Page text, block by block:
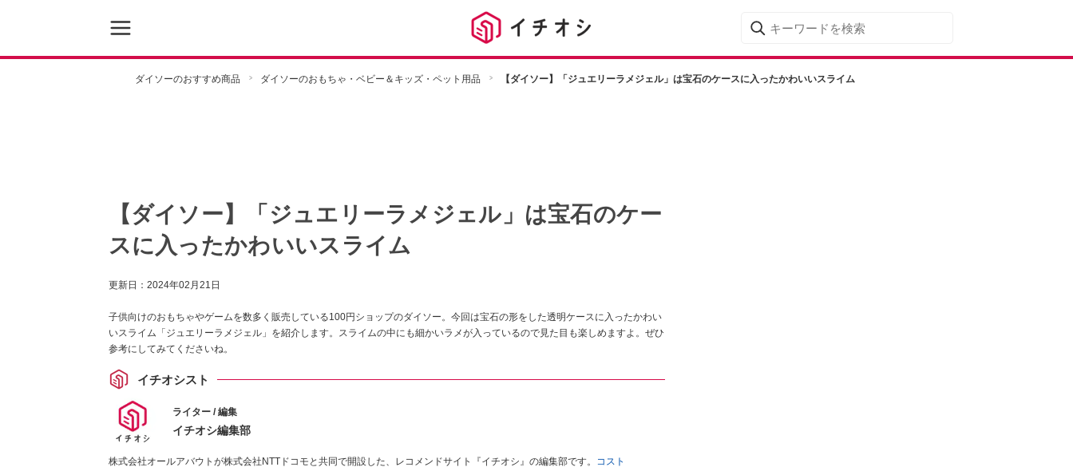
ダイソーのおすすめ商品 ダイソーのおもちゃ・ベビー＆キッズ・ペット用品 【ダイソー】「ジュエリーラメジェル」は宝石のケースに入ったかわいいスライム
【ダイソー】「ジュエリーラメジェル」は宝石のケー
スに入ったかわいいスライム
更新日： 2024年02月21日
子供向けのおもちゃやゲームを数多く販売している100円ショップのダイソー。今回は宝石の形をした透明ケースに入ったかわい
いスライム「ジュエリーラメジェル」を紹介します。スライムの中にも細かいラメが入っているので見た目も楽しめますよ。ぜひ
参考にしてみてくださいね。
イチオシスト
ライター / 編集
イチオシ編集部
株式会社オールアバウトが株式会社NTTドコモと共同で開設した、レコメンドサイト『イチオシ』の編集部です。
コスト